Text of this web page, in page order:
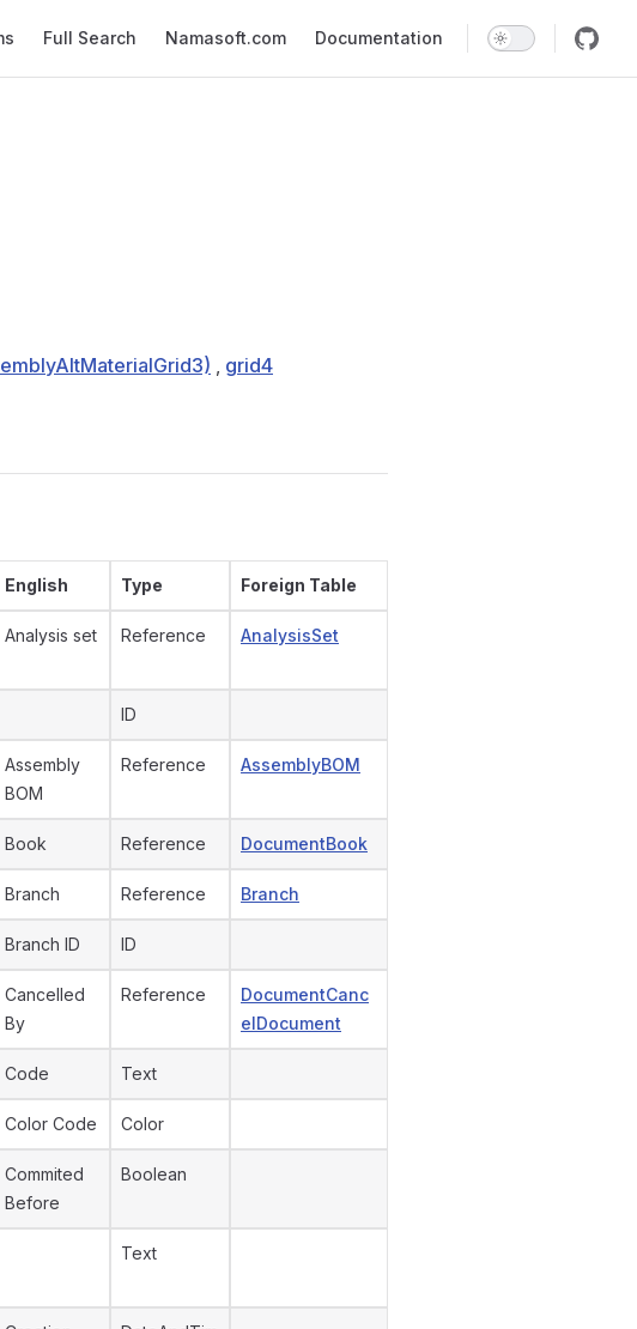
Full Search Namasoft.com Documentation
, grid4
English Type Foreign Table
Analysis set Reference AnalysisSet
ID
Assembly
BOM
Reference AssemblyBOM
Book Reference DocumentBook
Branch Reference Branch
Branch ID ID
Cancelled
By
Reference
DocumentCanc
elDocument
Code Text
Color Code Color
Commited
Before
Boolean
Text